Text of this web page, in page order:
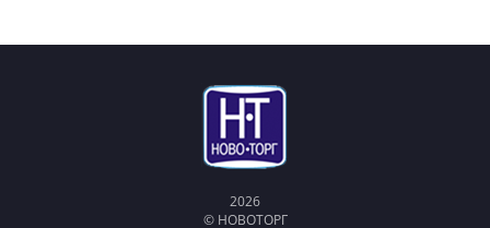
2026
© НОВОТОРГ